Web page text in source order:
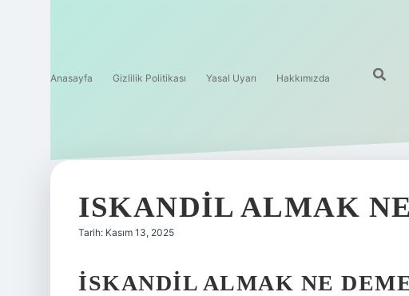
Anasayfa Gizlilik Politikası Yasal Uyarı Hakkımızda
ISKANDIL ALMAK
Tarih: Kasım 13, 2025
İSKANDIL ALMAK NE